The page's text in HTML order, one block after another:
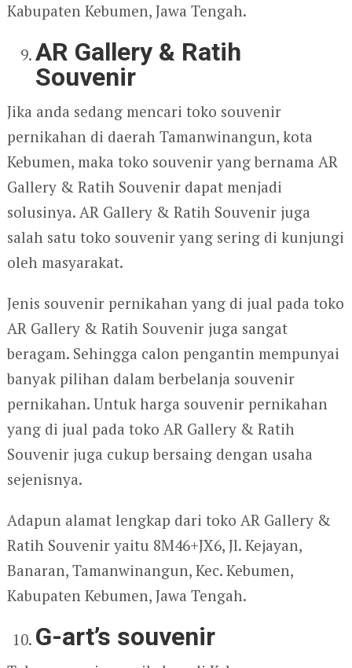
Kabupaten Kebumen, Jawa Tengah.
AR Gallery & Ratih
Souvenir
Jika anda sedang mencari toko souvenir
pernikahan di daerah Tamanwinangun, kota
Kebumen, maka toko souvenir yang bernama AR
Gallery & Ratih Souvenir dapat menjadi
solusinya. AR Gallery & Ratih Souvenir juga
salah satu toko souvenir yang sering di kunjungi
oleh masyarakat.
Jenis souvenir pernikahan yang di jual pada toko
AR Gallery & Ratih Souvenir juga sangat
beragam. Sehingga calon pengantin mempunyai
banyak pilihan dalam berbelanja souvenir
pernikahan. Untuk harga souvenir pernikahan
yang di jual pada toko AR Gallery & Ratih
Souvenir juga cukup bersaing dengan usaha
sejenisnya.
Adapun alamat lengkap dari toko AR Gallery &
Ratih Souvenir yaitu 8M46+JX6, Jl. Kejayan,
Banaran, Tamanwinangun, Kec. Kebumen,
Kabupaten Kebumen, Jawa Tengah.
G-art’s souvenir